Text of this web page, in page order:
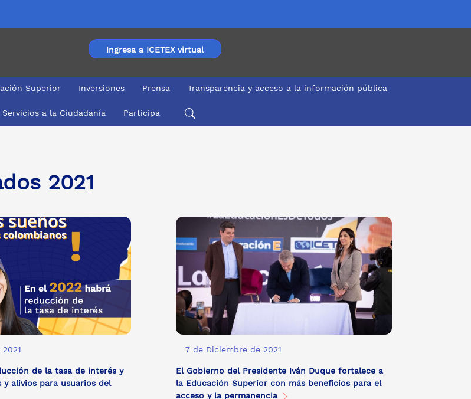
Ingresa a ICETEX virtual
Superior Inversiones Prensa Transparencia y acceso a la información pública
a la Ciudadanía Participa
2021
de la tasa de interés y
y alivios para usuarios del
7 de Diciembre de 2021
El Gobierno del Presidente Iván Duque fortalece a
la Educación Superior con más beneficios para el
acceso y la permanencia